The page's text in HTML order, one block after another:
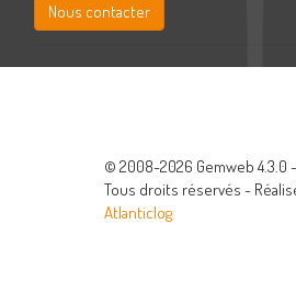
Nous contacter
© 2008-2026 Gemweb 4.3.0
Tous droits réservés -
Atlanticlog